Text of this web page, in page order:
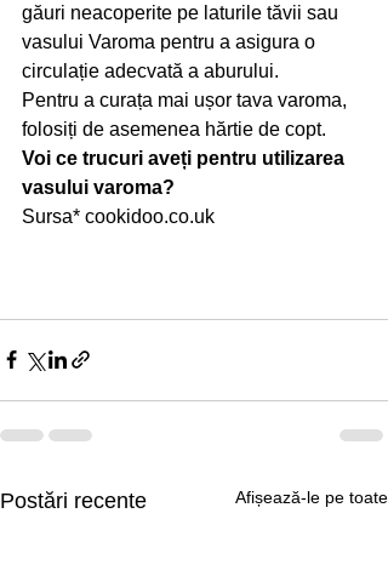
găuri neacoperite pe laturile tăvii sau
vasului Varoma pentru a asigura o
circulație adecvată a aburului.
Pentru a curața mai ușor tava varoma,
folosiți de asemenea hărtie de copt.
Voi ce trucuri aveți pentru utilizarea
vasului varoma?
Sursa* cookidoo.co.uk
Postări recente Afișează-le pe toate